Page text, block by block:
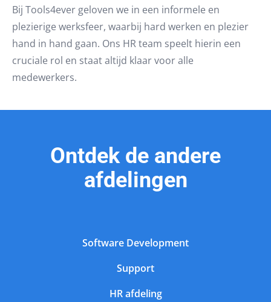
Bij Tools4ever geloven we in een informele en
plezierige werksfeer, waarbij hard werken en plezier
hand in hand gaan. Ons HR team speelt hierin een
cruciale rol en staat altijd klaar voor alle
medewerkers.
Ontdek de andere
afdelingen
Software Development
Support
HR afdeling